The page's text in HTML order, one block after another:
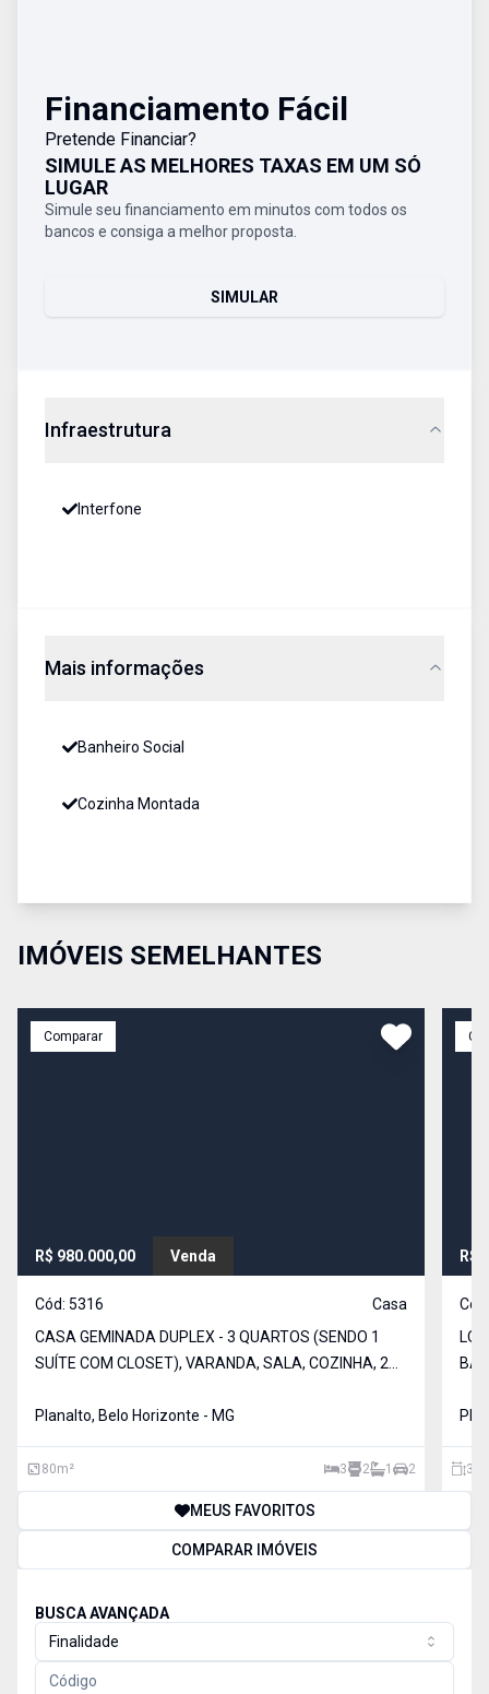
Financiamento Fácil
Pretende Financiar?
SIMULE AS MELHORES TAXAS EM UM SÓ
LUGAR
Simule seu financiamento em minutos com todos os
bancos e consiga a melhor proposta.
SIMULAR
Infraestrutura
Interfone
Mais informações
Banheiro Social
Cozinha Montada
IMÓVEIS SEMELHANTES
Comparar
R$ 980.000,00 Venda
Cód: 5316
Casa
CASA GEMINADA DUPLEX - 3 QUARTOS (SENDO 1
SUÍTE COM CLOSET), VARANDA, SALA, COZINHA, 2
VAGAS DE GARAGEM. ÓTIMA LOCALIZAÇÃO,
GUIMARÃES. CASA AGRADÁVEL E CONFORTÁVEL.
Planalto, Belo Horizonte - MG
80m² 3 2 1 2
R$
386
MEUS FAVORITOS
COMPARAR IMÓVEIS
BUSCA AVANÇADA
Finalidade